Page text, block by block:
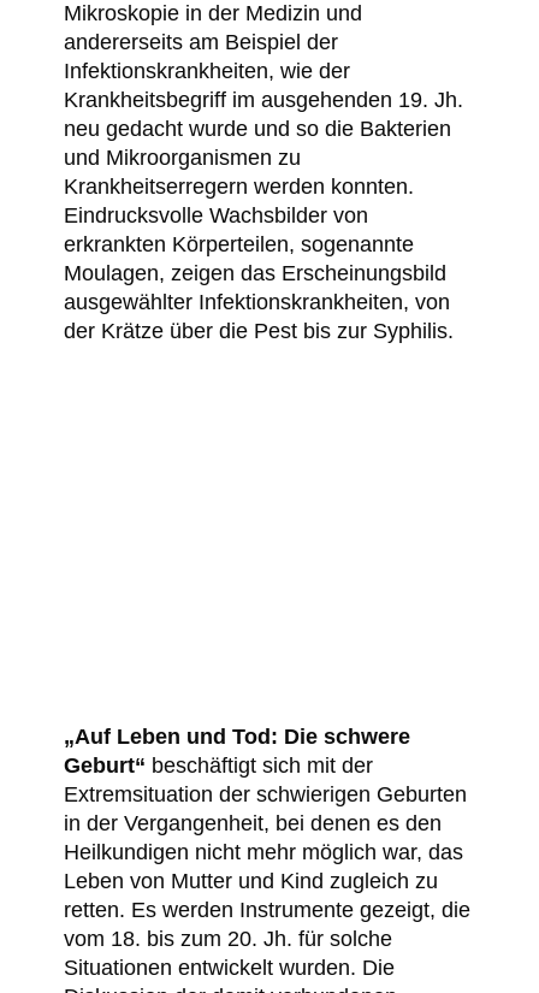
Mikroskopie in der Medizin und
andererseits am Beispiel der
Infektionskrankheiten, wie der
Krankheitsbegriff im ausgehenden 19. Jh.
neu gedacht wurde und so die Bakterien
und Mikroorganismen zu
Krankheitserregern werden konnten.
Eindrucksvolle Wachsbilder von
erkrankten Körperteilen, sogenannte
Moulagen, zeigen das Erscheinungsbild
ausgewählter Infektionskrankheiten, von
der Krätze über die Pest bis zur Syphilis.
„Auf Leben und Tod: Die schwere
Geburt“ beschäftigt sich mit der
Extremsituation der schwierigen Geburten
in der Vergangenheit, bei denen es den
Heilkundigen nicht mehr möglich war, das
Leben von Mutter und Kind zugleich zu
retten. Es werden Instrumente gezeigt, die
vom 18. bis zum 20. Jh. für solche
Situationen entwickelt wurden. Die